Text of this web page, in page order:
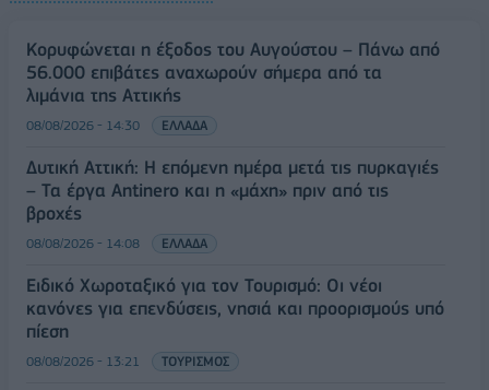
Κορυφώνεται η έξοδος του Αυγούστου – Πάνω από
56.000 επιβάτες αναχωρούν σήμερα από τα
λιμάνια της Αττικής
08/08/2026 - 14:30 ΕΛΛΑΔΑ
Δυτική Αττική: Η επόμενη ημέρα μετά τις πυρκαγιές
– Τα έργα Antinero και η «μάχη» πριν από τις
βροχές
08/08/2026 - 14:08 ΕΛΛΑΔΑ
Ειδικό Χωροταξικό για τον Τουρισμό: Οι νέοι
κανόνες για επενδύσεις, νησιά και προορισμούς υπό
πίεση
08/08/2026 - 13:21 ΤΟΥΡΙΣΜΟΣ